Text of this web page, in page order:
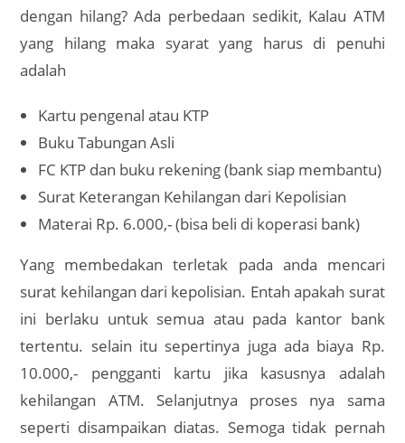
dengan hilang? Ada perbedaan sedikit, Kalau ATM
yang hilang maka syarat yang harus di penuhi
adalah
Kartu pengenal atau KTP
Buku Tabungan Asli
FC KTP dan buku rekening (bank siap membantu)
Surat Keterangan Kehilangan dari Kepolisian
Materai Rp. 6.000,- (bisa beli di koperasi bank)
Yang membedakan terletak pada anda mencari
surat kehilangan dari kepolisian. Entah apakah surat
ini berlaku untuk semua atau pada kantor bank
tertentu. selain itu sepertinya juga ada biaya Rp.
10.000,- pengganti kartu jika kasusnya adalah
kehilangan ATM. Selanjutnya proses nya sama
seperti disampaikan diatas. Semoga tidak pernah